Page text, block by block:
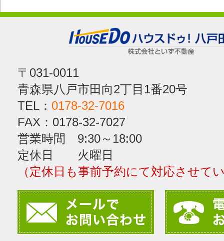
〒031-0011
青森県八戸市田向2丁目1番20号
TEL： 0178-32-7016
FAX：0178-32-7027
営業時間 9:30～18:00
定休日 火曜日
（定休日も事前予約にて対応させて